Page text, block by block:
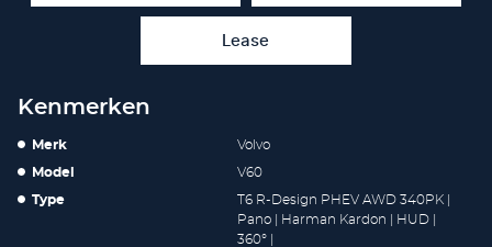
Lease
Kenmerken
Merk Volvo
Model V60
Type
T6 R-Design PHEV AWD 340PK |
Pano | Harman Kardon | HUD |
360° |